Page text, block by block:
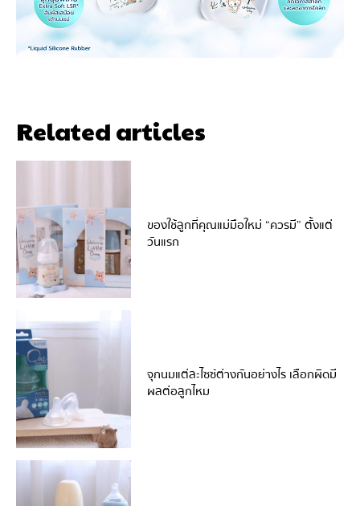
Related articles
ของใช้ลูกที่คุณแม่มือใหม่ “ควรมี” ตั้งแต่
วันแรก
จุกนมแต่ละไซซ์ต่างกันอย่างไร เลือกผิดมี
ผลต่อลูกไหม